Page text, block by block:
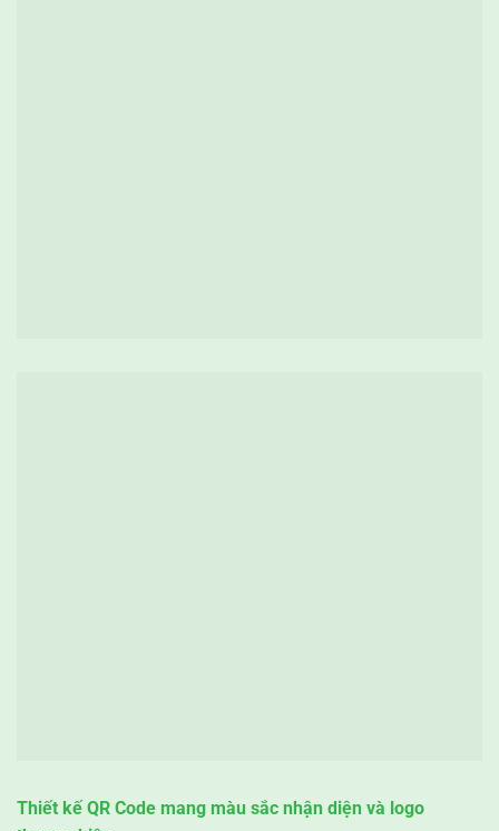
Thiết kế QR Code mang màu sắc nhận diện và logo